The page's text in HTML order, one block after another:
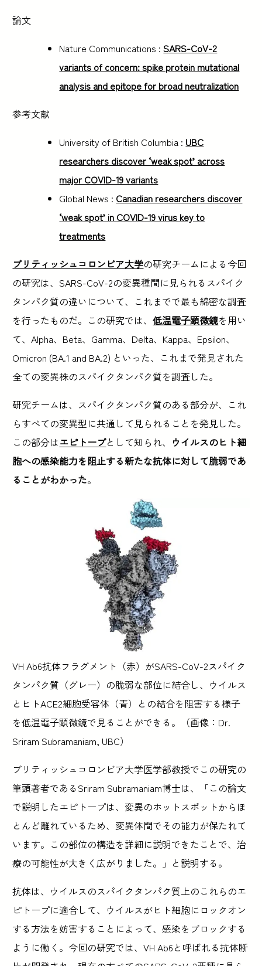
論文
Nature Communications :SARS-CoV-2
variants of concern: spike protein mutational
analysis and epitope for broad neutralization
参考文献
University of British Columbia : UBC
researchers discover ‘weak spot’ across
major COVID-19 variants
Global News : Canadian researchers discover
‘weak spot’ in COVID-19 virus key to
treatments
ブリティッシュコロンビア大学の研究チームによる今回
の研究は、SARS-CoV-2の変異種間に見られるスパイク
タンパク質の違いについて、これまでで最も綿密な調査
を行ったものだ。この研究では、低温電子顕微鏡を用い
て、Alpha、Beta、Gamma、Delta、Kappa、Epsilon、
Omicron (BA.1 and BA.2) といった、これまで発見された
全ての変異株のスパイクタンパク質を調査した。
研究チームは、スパイクタンパク質のある部分が、これ
らすべての変異型に共通して見られることを発見した。
この部分はエピトープとして知られ、 ウイルスのヒト細
胞への感染能力を阻止する新たな抗体に対して脆弱であ
ることがわかった。
VH Ab6抗体フラグメント（赤）がSARS-CoV-2スパイク
タンパク質（グレー）の脆弱な部位に結合し、ウイルス
とヒトACE2細胞受容体（青）との結合を阻害する様子
を低温電子顕微鏡で見ることができる。（画像：Dr.
Sriram Subramaniam, UBC）
ブリティッシュコロンビア大学医学部教授でこの研究の
筆頭著者であるSriram Subramaniam博士は、「この論文
で説明したエピトープは、変異のホットスポットからほ
とんど離れているため、変異体間でその能力が保たれて
います。この部位の構造を詳細に説明できたことで、治
療の可能性が大きく広がりました。」と説明する。
抗体は、ウイルスのスパイクタンパク質上のこれらのエ
ピトープに適合して、ウイルスがヒト細胞にロックオン
する方法を妨害することによって、感染をブロックする
ように働く。今回の研究では、VH Ab6と呼ばれる抗体断